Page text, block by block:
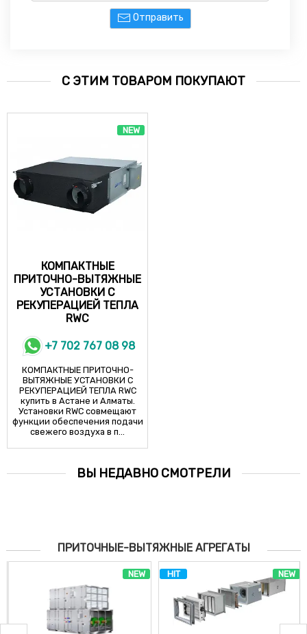
Отправить
С ЭТИМ ТОВАРОМ ПОКУПАЮТ
NEW
КОМПАКТНЫЕ
ПРИТОЧНО-ВЫТЯЖНЫЕ
УСТАНОВКИ С
РЕКУПЕРАЦИЕЙ ТЕПЛА
RWC
+7 702 767 08 98
КОМПАКТНЫЕ ПРИТОЧНО-
ВЫТЯЖНЫЕ УСТАНОВКИ С
РЕКУПЕРАЦИЕЙ ТЕПЛА RWC
купить в Астане и Алматы.
Установки RWC совмещают
функции обеспечения подачи
свежего воздуха в п...
ВЫ НЕДАВНО СМОТРЕЛИ
ПРИТОЧНЫЕ-ВЫТЯЖНЫЕ АГРЕГАТЫ
NEW NEW
HIT